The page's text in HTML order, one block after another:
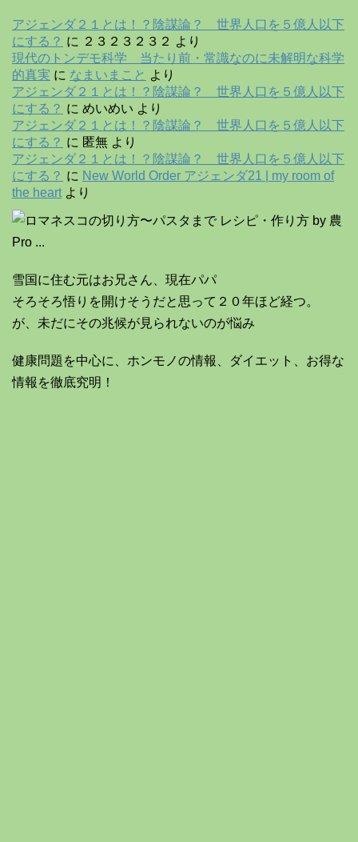
アジェンダ２１とは！？陰謀論？ 世界人口を５億人以下
にする？ に ２３２３２３２ より
現代のトンデモ科学 当たり前・常識なのに未解明な科学
的真実 に なまいまこと より
アジェンダ２１とは！？陰謀論？ 世界人口を５億人以下
にする？ に めいめい より
アジェンダ２１とは！？陰謀論？ 世界人口を５億人以下
にする？ に 匿無 より
アジェンダ２１とは！？陰謀論？ 世界人口を５億人以下
にする？ に New World Order アジェンダ21 | my room of
the heart より
雪国に住む元はお兄さん、現在パパ
そろそろ悟りを開けそうだと思って２０年ほど経つ。
が、未だにその兆候が見られないのが悩み
健康問題を中心に、ホンモノの情報、ダイエット、お得な
情報を徹底究明！